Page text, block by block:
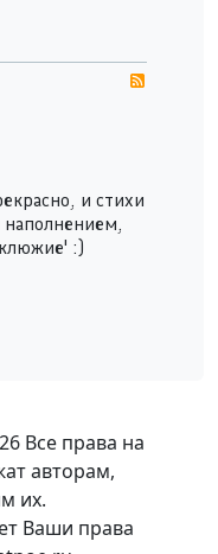
и стихи
:)
Все права на
авторам,
их.
Ваши права